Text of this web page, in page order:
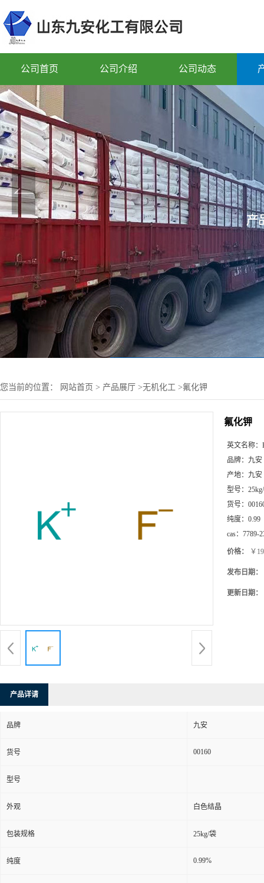
公司首页 公司介绍 公司动态
您当前的位置： 网站首页 > 产品展厅 >无机化工 >氟化钾
氟化钾
英文名称：
品牌： 九安
产地： 九安
型号：
货号：
纯度： 0.99
cas： 7789-
价格： ￥
发布日期：
更新日期：
产品详请
品牌 九安
货号 00160
型号
外观 白色结晶
包装规格 25kg/袋
纯度 0.99%